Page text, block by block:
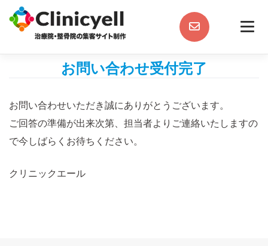
content
お問い合わせ受付完了
お問い合わせいただき誠にありがとうございます。
ご回答の準備が出来次第、担当者よりご連絡いたしますの
で今しばらくお待ちください。
クリニックエール